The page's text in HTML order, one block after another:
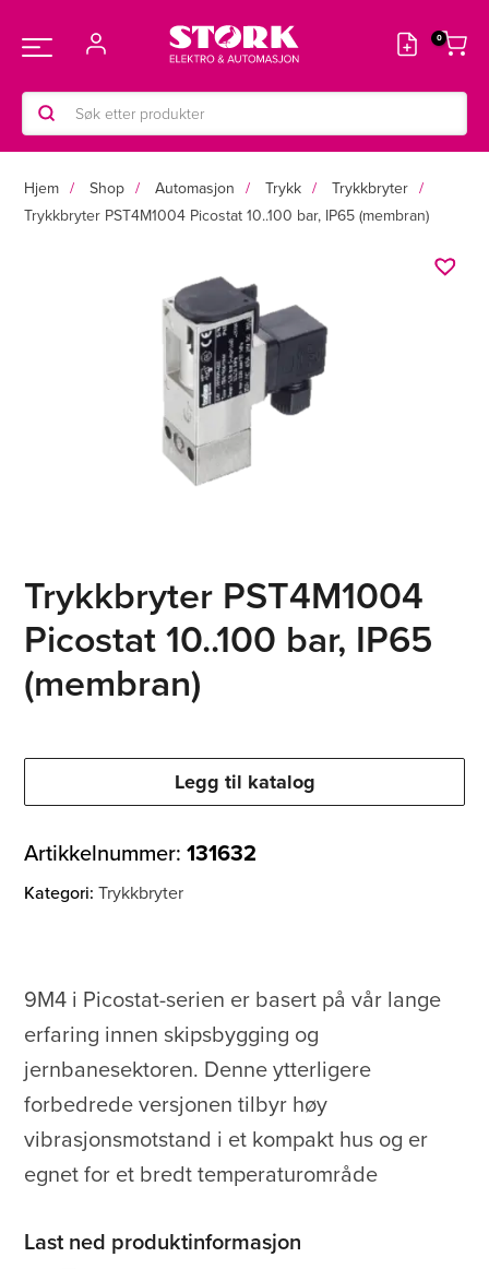
rett
innholdet
Main
Menu
Products
search
Hjem Shop Automasjon Trykk
Trykkbryter
Trykkbryter PST4M1004 Picostat 10..100 bar, IP65 (membran)
Trykkbryter PST4M1004
Picostat 10..100 bar, IP65
(membran)
Legg til katalog
Artikkelnummer:131632
Kategori:Trykkbryter
9M4 i Picostat-serien er basert på vår lange
erfaring innen skipsbygging og
jernbanesektoren. Denne ytterligere
forbedrede versjonen tilbyr høy
vibrasjonsmotstand i et kompakt hus og er
egnet for et bredt temperaturområde
Last ned produktinformasjon